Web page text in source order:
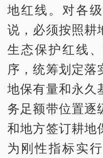
地红线。对各
说，必须按照耕
生态保护红线
序，统筹划定落
地保有量和永久
务足额带位置逐
和地方签订耕地
为刚性指标实